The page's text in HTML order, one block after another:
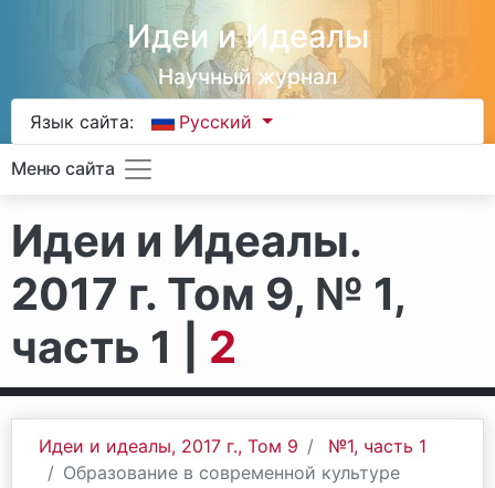
Идеи и Идеалы
Научный журнал
Язык сайта: Русский
Меню сайта
Идеи и Идеалы.
2017 г. Том 9, № 1,
часть 1 | 2
Идеи и идеалы, 2017 г., Том 9
№1, часть 1
Образование в современной культуре